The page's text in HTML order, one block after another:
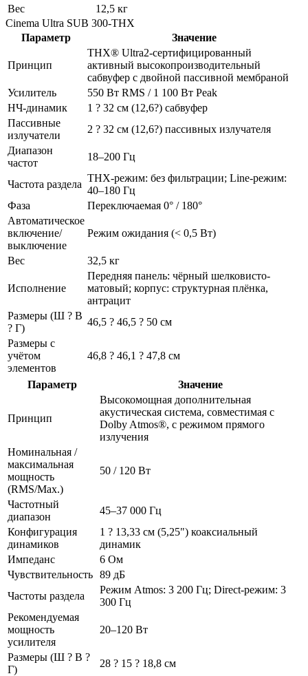
Вес
12,5 кг
Cinema Ultra SUB 300-THX
Параметр
Значение
Принцип
THX® Ultra2-сертифицированный
активный высокопроизводительный
сабвуфер с двойной пассивной мембраной
Усилитель
550 Вт RMS / 1 100 Вт Peak
НЧ-динамик
1 ? 32 см (12,6?) сабвуфер
Пассивные
излучатели
2 ? 32 см (12,6?) пассивных излучателя
Диапазон
частот
18–200 Гц
Частота раздела
THX-режим: без фильтрации; Line-режим:
40–180 Гц
Фаза
Переключаемая 0° / 180°
Автоматическое
включение/
выключение
Режим ожидания (< 0,5 Вт)
Вес 32,5 кг
Исполнение
Передняя панель: чёрный шелковисто-
матовый; корпус: структурная плёнка,
антрацит
Размеры (Ш ? В
? Г)
46,5 ? 46,5 ? 50 см
Размеры с
учётом
элементов
46,8 ? 46,1 ? 47,8 см
Параметр Значение
Принцип
Высокомощная дополнительная
акустическая система, совместимая с
Dolby Atmos®, с режимом прямого
излучения
Номинальная /
максимальная
мощность
(RMS/Max.)
50 / 120 Вт
Частотный
диапазон
45–37 000 Гц
Конфигурация
динамиков
1 ? 13,33 см (5,25") коаксиальный
динамик
Импеданс
6 Ом
Чувствительность 89 дБ
Частоты раздела
Режим Atmos: 3 200 Гц; Direct-режим: 3
300 Гц
Рекомендуемая
мощность
усилителя
20–120 Вт
Размеры (Ш ? В ?
Г)
28 ? 15 ? 18,8 см